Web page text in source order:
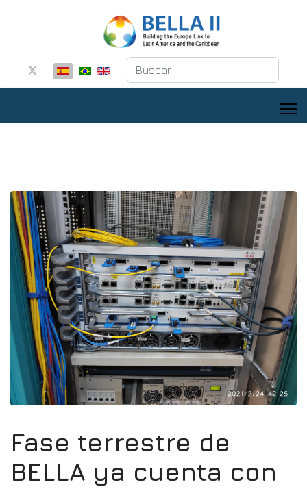
Buscar
Fase terrestre de
BELLA ya cuenta con